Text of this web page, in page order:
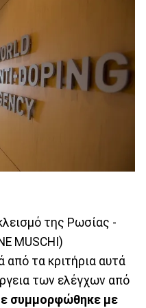
της Ρωσίας -
MUSCHI)
από τα κριτήρια αυτά
των ελέγχων από
συμμορφώθηκε με